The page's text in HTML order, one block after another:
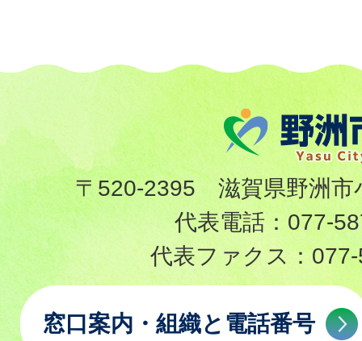
〒520-2395 滋賀県野洲市
代表電話： 077-
代表ファクス：
窓口案内・組織と電話番号